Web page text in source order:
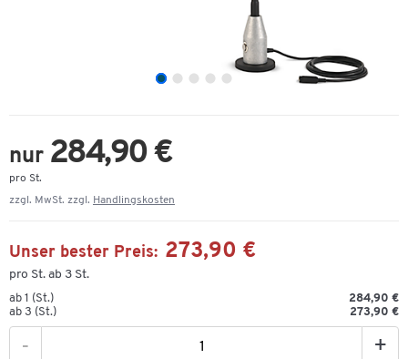
nur 284,90 €
pro St.
zzgl. MwSt. zzgl. Handlingskosten
Unser bester Preis: 273,90 €
pro St. ab 3 St.
ab 1 (St.)
284,90 €
ab 3 (St.)
273,90 €
- +